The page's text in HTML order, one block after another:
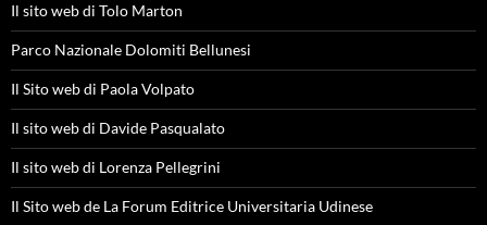
Il sito web di Tolo Marton
Parco Nazionale Dolomiti Bellunesi
Il Sito web di Paola Volpato
Il sito web di Davide Pasqualato
Il sito web di Lorenza Pellegrini
Il Sito web de La Forum Editrice Universitaria Udinese